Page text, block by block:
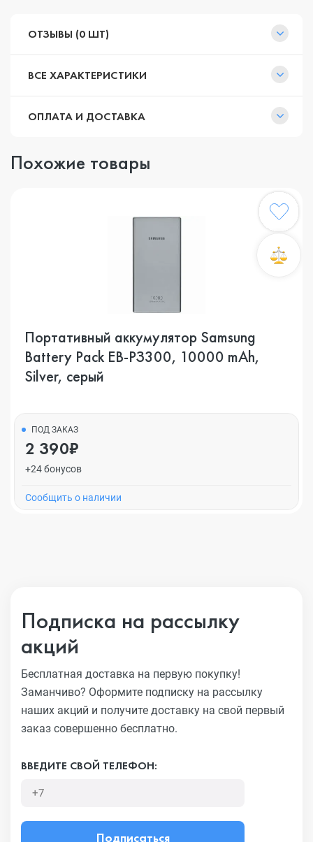
ОТЗЫВЫ (0 ШТ)
ВСЕ ХАРАКТЕРИСТИКИ
ОПЛАТА И ДОСТАВКА
Похожие товары
Портативный аккумулятор Samsung
Battery Pack EB-PЗ300, 10000 mAh,
Silver, серый
ПОД ЗАКАЗ
2 390₽
+24 бонусов
Cообщить о наличии
Подписка на рассылку
акций
Бесплатная доставка на первую покупку!
Заманчиво? Оформите подписку на рассылку
наших акций и получите доставку на свой первый
заказ совершенно бесплатно.
ВВЕДИТЕ СВОЙ ТЕЛЕФОН:
Подписаться